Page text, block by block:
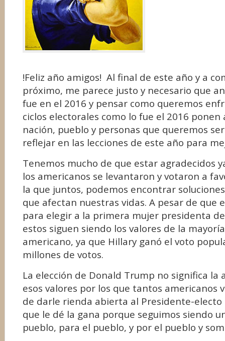
!Feliz año amigos! Al final de este año y a
próximo, me parece justo y necesario que
fue en el 2016 y pensar como queremos
ciclos electorales como lo fue el 2016
nación, pueblo y personas que queremos
reflejar en las lecciones de este año para
Tenemos mucho de que estar agradecidos
los americanos se levantaron y votaron a
la que juntos, podemos encontrar
que afectan nuestras vidas. A pesar de que
para elegir a la primera mujer presidenta
estos siguen siendo los valores de la
americano, ya que Hillary ganó el voto
millones de votos.
La elección de Donald Trump no significa la
esos valores por los que tantos americanos
de darle rienda abierta al Presidente-electo
que le dé la gana porque seguimos siendo
pueblo, para el pueblo, y por el pueblo y